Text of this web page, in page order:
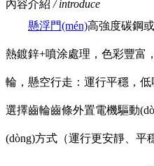
內容介紹 / introduce
懸浮門(mén)高強度碳鋼或
熱鍍鋅+噴涂處理，色彩豐富
輪，懸空行走：運行平穩
選擇齒輪齒條外置電機驅動
(dòng)方式（運行更安靜、平穩